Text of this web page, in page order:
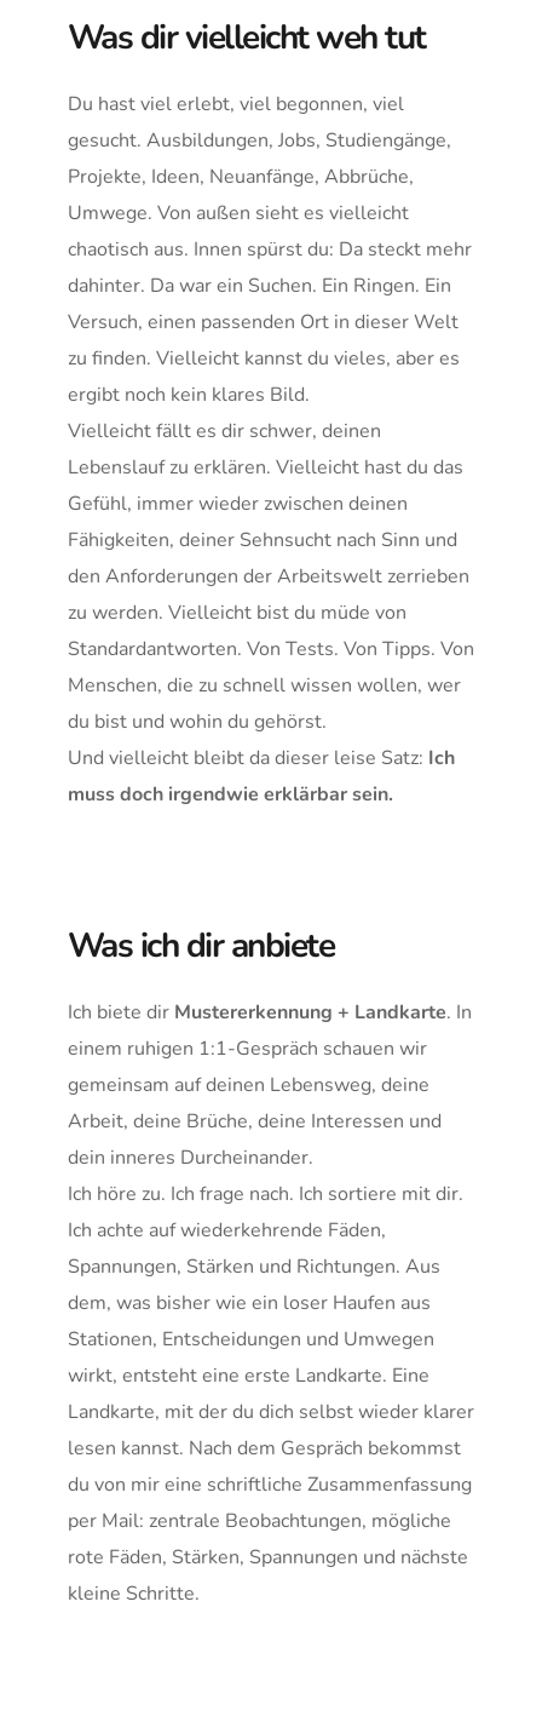
Was dir vielleicht weh tut
Du hast viel erlebt, viel begonnen, viel
gesucht. Ausbildungen, Jobs, Studiengänge,
Projekte, Ideen, Neuanfänge, Abbrüche,
Umwege. Von außen sieht es vielleicht
chaotisch aus. Innen spürst du: Da steckt mehr
dahinter. Da war ein Suchen. Ein Ringen. Ein
Versuch, einen passenden Ort in dieser Welt
zu finden. Vielleicht kannst du vieles, aber es
ergibt noch kein klares Bild.
Vielleicht fällt es dir schwer, deinen
Lebenslauf zu erklären. Vielleicht hast du das
Gefühl, immer wieder zwischen deinen
Fähigkeiten, deiner Sehnsucht nach Sinn und
den Anforderungen der Arbeitswelt zerrieben
zu werden. Vielleicht bist du müde von
Standardantworten. Von Tests. Von Tipps. Von
Menschen, die zu schnell wissen wollen, wer
du bist und wohin du gehörst.
Und vielleicht bleibt da dieser leise Satz: Ich
muss doch irgendwie erklärbar sein.
Was ich dir anbiete
Ich biete dir Mustererkennung + Landkarte. In
einem ruhigen 1:1-Gespräch schauen wir
gemeinsam auf deinen Lebensweg, deine
Arbeit, deine Brüche, deine Interessen und
dein inneres Durcheinander.
Ich höre zu. Ich frage nach. Ich sortiere mit dir.
Ich achte auf wiederkehrende Fäden,
Spannungen, Stärken und Richtungen. Aus
dem, was bisher wie ein loser Haufen aus
Stationen, Entscheidungen und Umwegen
wirkt, entsteht eine erste Landkarte. Eine
Landkarte, mit der du dich selbst wieder klarer
lesen kannst. Nach dem Gespräch bekommst
du von mir eine schriftliche Zusammenfassung
per Mail: zentrale Beobachtungen, mögliche
rote Fäden, Stärken, Spannungen und nächste
kleine Schritte.